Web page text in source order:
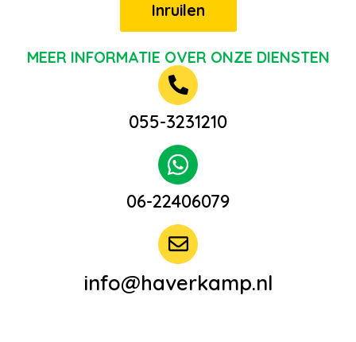
Inruilen
MEER INFORMATIE OVER ONZE DIENSTEN
055-3231210
06-22406079
info@haverkamp.nl